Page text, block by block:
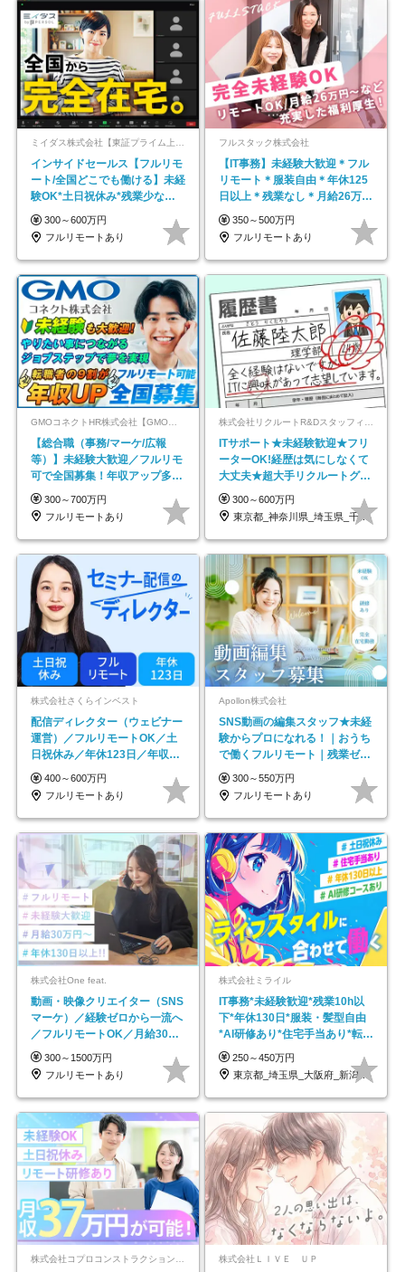
ミイダス株式会社【東証プライム上場パーソルグループ】
インサイドセールス【フルリモ
ート/全国どこでも働ける】未経
験OK*土日祝休み*残業少なめ*
在宅勤務手当あり
300～600万円
フルリモートあり
フルスタック株式会社
【IT事務】未経験大歓迎＊フル
リモート＊服装自由＊年休125
日以上＊残業なし＊月給26万円
以上
350～500万円
フルリモートあり
GMOコネクトHR株式会社【GMOインターネットグループ】
【総合職（事務/マーケ/広報
等）】未経験大歓迎／フルリモ
可で全国募集！年収アップ多数
★年休最大130日★
300～700万円
フルリモートあり
ITサポート★未経験歓迎★フリ
ーターOK!経歴は気にしなくて
大丈夫★超大手リクルートグル
ープの正社員/sg
300～600万円
東京都_神奈川県_埼玉県_千葉県_大阪府…
株式会社さくらインベスト
配信ディレクター（ウェビナー
運営）／フルリモートOK／土
日祝休み／年休123日／年収
600万円可
400～600万円
フルリモートあり
Apollon株式会社
SNS動画の編集スタッフ★未経
験からプロになれる！｜おうち
で働くフルリモート｜残業ゼロ
で18時退勤◎
300～550万円
フルリモートあり
株式会社One feat.
動画・映像クリエイター（SNS
マーケ）／経験ゼロから一流へ
／フルリモートOK／月給30万
円～／年休130日以上
300～1500万円
フルリモートあり
株式会社ミライル
IT事務*未経験歓迎*残業10h以
下*年休130日*服装・髪型自由
*AI研修あり*住宅手当あり*転勤
なし
250～450万円
東京都_埼玉県_大阪府_新潟県_福岡県
株式会社ＬＩＶＥ ＵＰ